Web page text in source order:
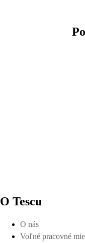
O Tescu
O nás
Voľné pracovné